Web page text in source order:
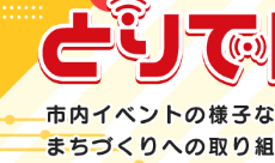
への取り組みなどを動画で配信！